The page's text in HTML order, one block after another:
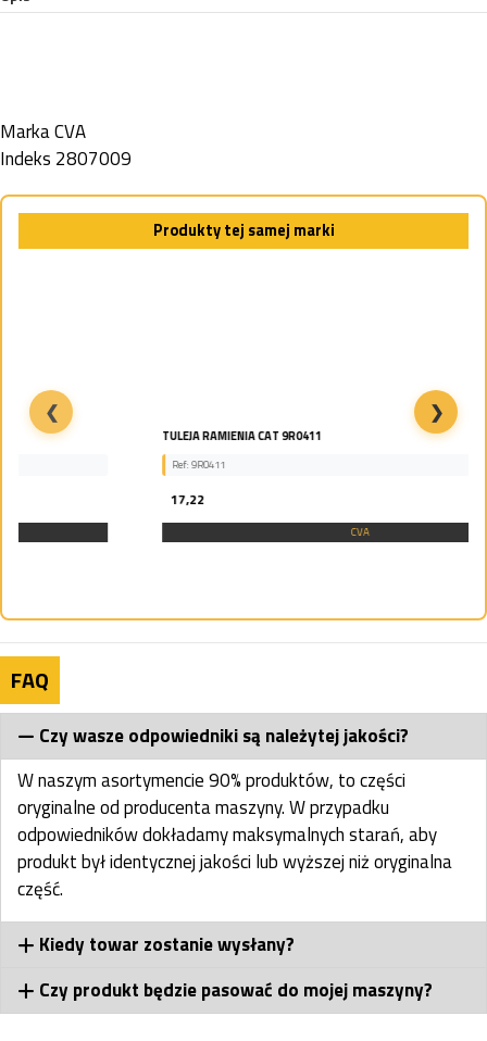
MarkaCVA
Indeks 2807009
Produkty tej samej marki
TULEJA RAMIENIA CAT 9R0411
❮ ❯
FAQ
Czy wasze odpowiedniki są należytej jakości?
W naszym asortymencie 90% produktów, to części
oryginalne od producenta maszyny. W przypadku
odpowiedników dokładamy maksymalnych starań, aby
produkt był identycznej jakości lub wyższej niż oryginalna
część.
Kiedy towar zostanie wysłany?
Czy produkt będzie pasować do mojej maszyny?